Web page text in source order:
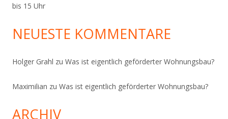
bis 15 Uhr
NEUESTE KOMMENTARE
Holger Grahl zu Was ist eigentlich geförderter Wohnungsbau?
Maximilian zu Was ist eigentlich geförderter Wohnungsbau?
ARCHIV